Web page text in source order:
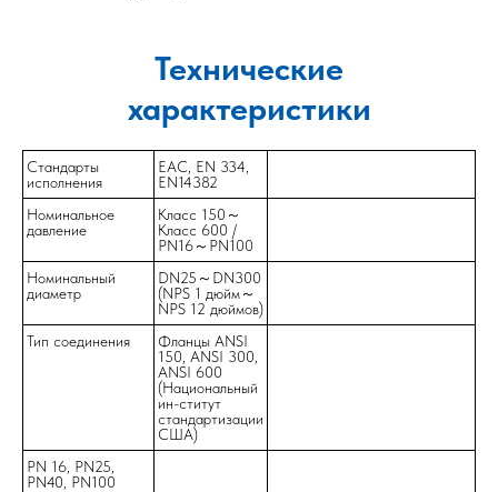
Технические
характеристики
Стандарты
исполнения
EAC, EN 334,
EN14382
Номинальное
давление
Класс 150～
Класс 600 /
PN16～PN100
Номинальный
диаметр
DN25～DN300
(NPS 1 дюйм～
NPS 12 дюймов)
Тип соединения
Фланцы ANSI
150, ANSI 300,
ANSI 600
(Национальный
ин-ститут
стандартизации
США)
PN 16, PN25,
PN40, PN100